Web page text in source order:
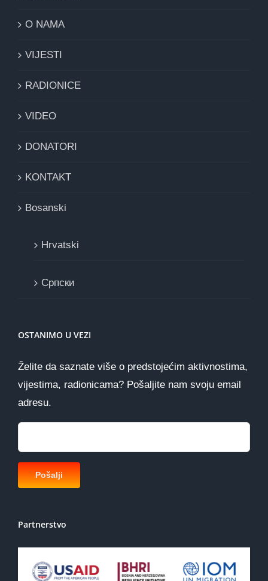
O NAMA
VIJESTI
RADIONICE
VIDEO
DONATORI
KONTAKT
Bosanski
Hrvatski
Cрпски
OSTANIMO U VEZI
Želite da saznate više o predstojećim aktivnostima,
vijestima, radionicama? Pošaljite nam svoju email
adresu.
Partnerstvo